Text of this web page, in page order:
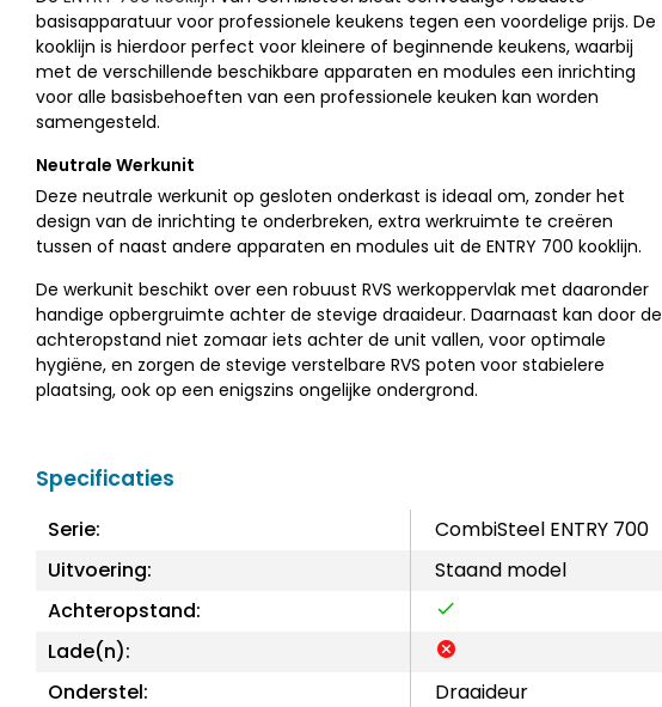
basisapparatuur voor professionele keukens tegen een voordelige prijs. De
kooklijn is hierdoor perfect voor kleinere of beginnende keukens, waarbij
met de verschillende beschikbare apparaten en modules een inrichting
voor alle basisbehoeften van een professionele keuken kan worden
samengesteld.
Neutrale Werkunit
Deze neutrale werkunit op gesloten onderkast is ideaal om, zonder het
design van de inrichting te onderbreken, extra werkruimte te creëren
tussen of naast andere apparaten en modules uit de ENTRY 700 kooklijn.
De werkunit beschikt over een robuust RVS werkoppervlak met daaronder
handige opbergruimte achter de stevige draaideur. Daarnaast kan door de
achteropstand niet zomaar iets achter de unit vallen, voor optimale
hygiëne, en zorgen de stevige verstelbare RVS poten voor stabielere
plaatsing, ook op een enigszins ongelijke ondergrond.
Specificaties
Serie:
CombiSteel ENTRY 700
Uitvoering:
Staand model
Achteropstand:
Lade(n):
Onderstel:
Draaideur